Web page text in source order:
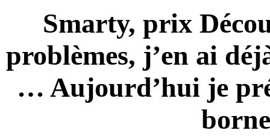
Smarty, prix
problèmes, j’en ai
… Aujourd’hui je